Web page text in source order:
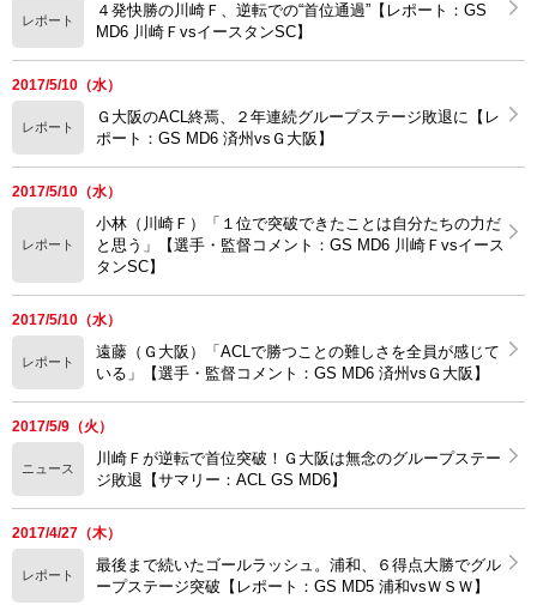
レポート
４発快勝の川崎Ｆ、逆転での“首位通過”【レポート：GS
MD6 川崎ＦvsイースタンSC】
2017/5/10（水）
レポート
Ｇ大阪のACL終焉、２年連続グループステージ敗退に【レ
ポート：GS MD6 済州vsＧ大阪】
2017/5/10（水）
レポート
小林（川崎Ｆ）「１位で突破できたことは自分たちの力だ
と思う」【選手・監督コメント：GS MD6 川崎Ｆvsイース
タンSC】
2017/5/10（水）
レポート
遠藤（Ｇ大阪）「ACLで勝つことの難しさを全員が感じて
いる」【選手・監督コメント：GS MD6 済州vsＧ大阪】
2017/5/9（火）
ニュース
川崎Ｆが逆転で首位突破！Ｇ大阪は無念のグループステー
ジ敗退【サマリー：ACL GS MD6】
2017/4/27（木）
レポート
最後まで続いたゴールラッシュ。浦和、６得点大勝でグル
ープステージ突破【レポート：GS MD5 浦和vsＷＳＷ】